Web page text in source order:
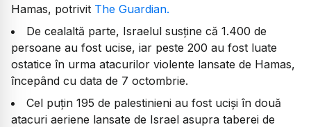
Hamas, potrivit The Guardian.
De cealaltă parte, Israelul susține că 1.400 de
persoane au fost ucise, iar peste 200 au fost luate
ostatice în urma atacurilor violente lansate de Hamas,
începând cu data de 7 octombrie.
Cel puțin 195 de palestinieni au fost uciși în două
atacuri aeriene lansate de Israel asupra taberei de